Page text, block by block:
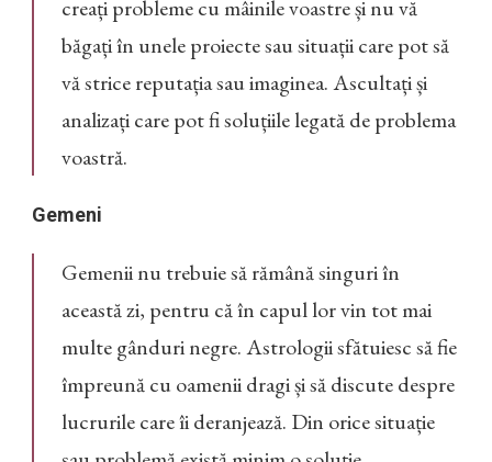
creați probleme cu mâinile voastre și nu vă
băgați în unele proiecte sau situații care pot să
vă strice reputația sau imaginea. Ascultați și
analizați care pot fi soluțiile legată de problema
voastră.
Gemeni
Gemenii nu trebuie să rămână singuri în
această zi, pentru că în capul lor vin tot mai
multe gânduri negre. Astrologii sfătuiesc să fie
împreună cu oamenii dragi și să discute despre
lucrurile care îi deranjează. Din orice situație